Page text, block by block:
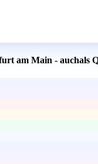
am Main - auchals